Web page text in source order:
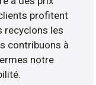
profitent
recyclons les
contribuons à
notre